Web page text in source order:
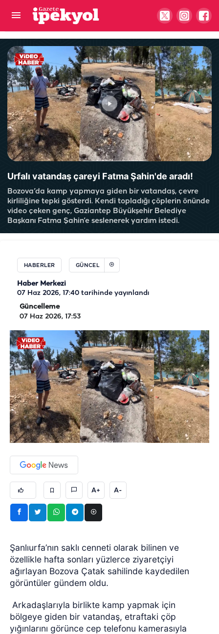
Urfalı vatandaş çareyi Fatma Şahin'de aradı!
Bozova’da kamp yapmaya giden bir vatandaş, çevre
kirliliğine tepki gösterdi. Kendi topladığı çöplerin önünde
video çeken genç, Gaziantep Büyükşehir Belediye
Başkanı Fatma Şahin’e seslenerek yardım istedi.
HABERLER GÜNCEL
Haber Merkezi
07 Haz 2026, 17:40 tarihinde yayınlandı
Güncelleme
07 Haz 2026, 17:53
A+ A-
Şanlıurfa’nın saklı cenneti olarak bilinen ve
özellikle hafta sonları yüzlerce ziyaretçiyi
ağırlayan Bozova Çatak sahilinde kaydedilen
görüntüler gündem oldu.
Arkadaşlarıyla birlikte kamp yapmak için
bölgeye giden bir vatandaş, etraftaki çöp
yığınlarını görünce cep telefonu kamerasıyla
Van’dan Balıklıgöl'e bir aşk hikayesi: Yetkililer
kavuşturabilir...